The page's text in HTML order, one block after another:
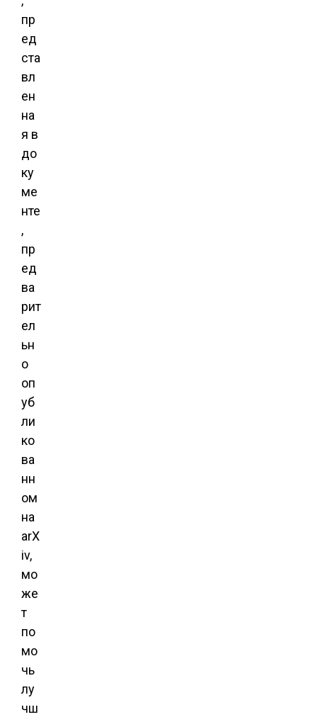
пр
ед
ста
вл
ен
на
я в
до
ку
ме
нте
,
пр
ед
ва
рит
ел
ьн
о
оп
уб
ли
ко
ва
нн
ом
на
arX
iv,
мо
же
т
по
мо
чь
лу
чш